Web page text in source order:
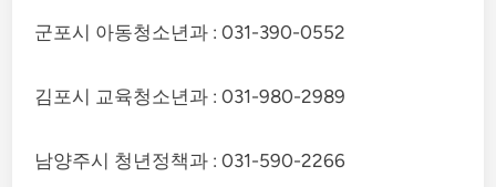
군포시 아동청소년과 : 031-390-0552
김포시 교육청소년과 : 031-980-2989
남양주시 청년정책과 : 031-590-2266